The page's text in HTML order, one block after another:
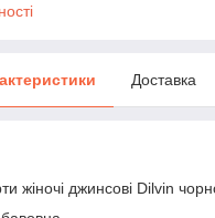
Доставка
жіночі джинсові Dilvin